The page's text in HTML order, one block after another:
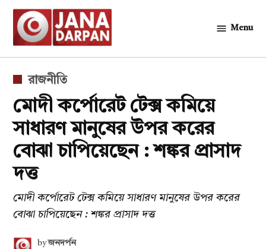
Skip
content
Menu
POSTED
IN
রাজনীতি
মোদী কর্পোরেট টেক্স কমিয়ে
সাধারণ মানুষের উপর করের
বোঝা চাপিয়েছেন : শঙ্কর প্রাসাদ
দত্ত
মোদী কর্পোরেট টেক্স কমিয়ে সাধারণ মানুষের উপর করের
বোঝা চাপিয়েছেন : শঙ্কর প্রাসাদ দত্ত
by জনদর্পন